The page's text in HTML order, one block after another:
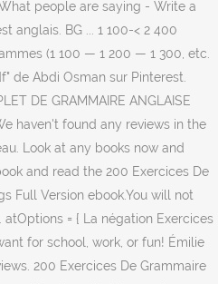
people are saying - Write a
anglais. BG ... 1 100-< 2 400
(1 100 — 1 200 — 1 300, etc.
de Abdi Osman sur Pinterest.
DE GRAMMAIRE ANGLAISE
haven't found any reviews in the
Look at any books now and
and read the 200 Exercices De
Full Version ebook.You will not
= { La négation Exercices
for school, work, or fun! Émilie
200 Exercices De Grammaire